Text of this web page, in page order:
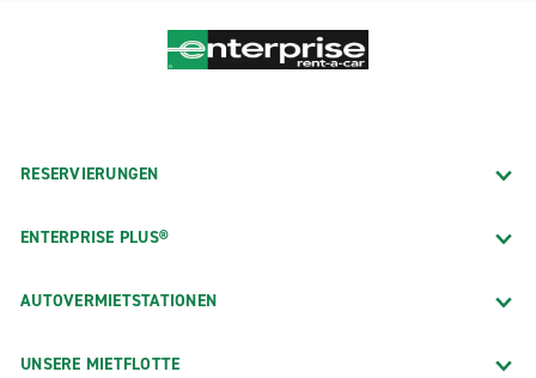
RESERVIERUNGEN
ENTERPRISE PLUS®
AUTOVERMIETSTATIONEN
UNSERE MIETFLOTTE